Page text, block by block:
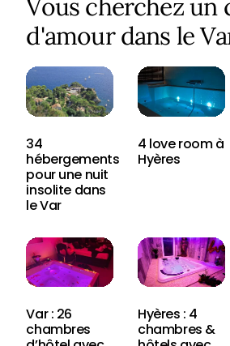
Vous cherchez un
d'amour dans le
34
hébergements
pour une nuit
insolite dans
le Var
4 love room à
Hyères
Var : 26
chambres
Hyères : 4
chambres &